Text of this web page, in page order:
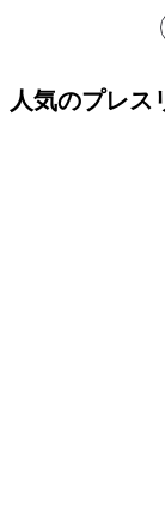
人気のプレス